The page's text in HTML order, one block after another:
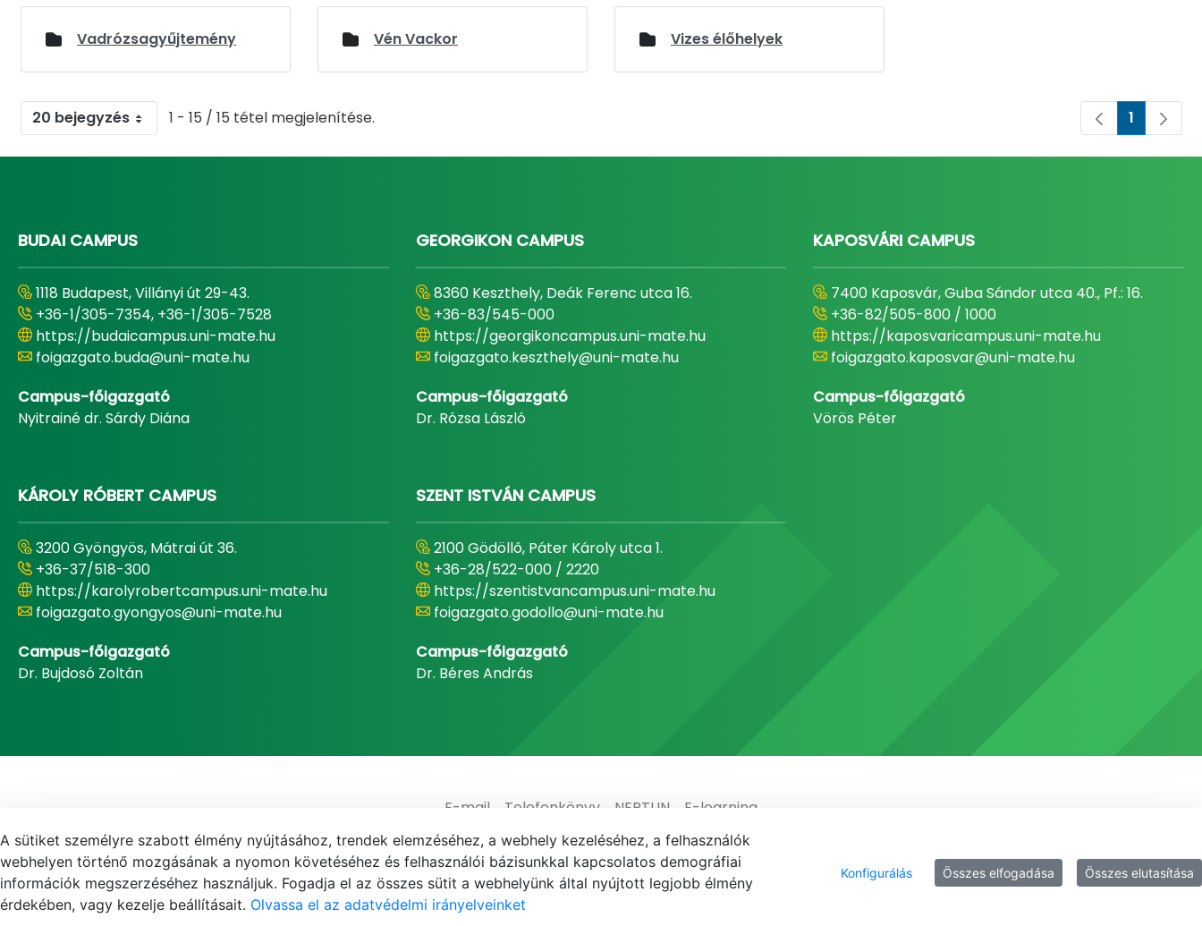
Vadrózsagyűjtemény Vén Vackor Vizes élőhelyek
20 bejegyzés 1 - 15 / 15 tétel megjelenítése. Oldal
1
BUDAI CAMPUS
1118 Budapest, Villányi út 29-43.
+36-1/305-7354, +36-1/305-7528
https://budaicampus.uni-mate.hu
foigazgato.buda@uni-mate.hu
Campus-főigazgató
Nyitrainé dr. Sárdy Diána
GEORGIKON CAMPUS
8360 Keszthely, Deák Ferenc utca 16.
+36-83/545-000
https://georgikoncampus.uni-mate.hu
foigazgato.keszthely@uni-mate.hu
Campus-főigazgató
Dr. Rózsa László
KAPOSVÁRI CAMPUS
7400 Kaposvár, Guba Sándor utca 40., Pf.: 16.
+36-82/505-800 / 1000
https://kaposvaricampus.uni-mate.hu
foigazgato.kaposvar@uni-mate.hu
Campus-főigazgató
Vörös Péter
KÁROLY RÓBERT CAMPUS
3200 Gyöngyös, Mátrai út 36.
+36-37/518-300
https://karolyrobertcampus.uni-mate.hu
foigazgato.gyongyos@uni-mate.hu
Campus-főigazgató
Dr. Bujdosó Zoltán
SZENT ISTVÁN CAMPUS
2100 Gödöllő, Páter Károly utca 1.
+36-28/522-000 / 2220
https://szentistvancampus.uni-mate.hu
foigazgato.godollo@uni-mate.hu
Campus-főigazgató
Dr. Béres András
E-mail Telefonkönyv NEPTUN E-learning
A sütiket személyre szabott élmény nyújtásához, trendek elemzéséhez, a webhely kezeléséhez, a felhasználók
webhelyen történő mozgásának a nyomon követéséhez és felhasználói bázisunkkal kapcsolatos demográfiai
információk megszerzéséhez használjuk. Fogadja el az összes sütit a webhelyünk által nyújtott legjobb élmény
érdekében, vagy kezelje beállításait. Olvassa el az adatvédelmi irányelveinket
Konfigurálás Összes elfogadása Összes elutasítása